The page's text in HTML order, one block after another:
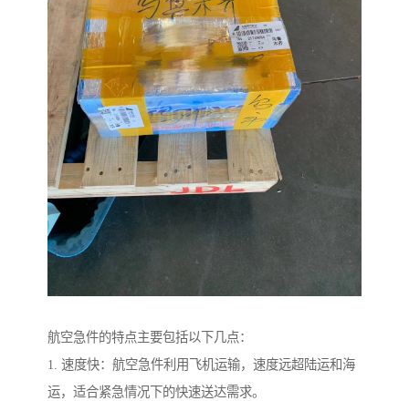
航空急件的特点主要包括以下几点：
1. 速度快：航空急件利用飞机运输，速度远超陆运和海
运，适合紧急情况下的快速送达需求。